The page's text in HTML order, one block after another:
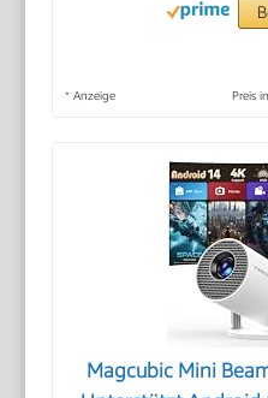
* Anzeige Preis
Magcubic Mini